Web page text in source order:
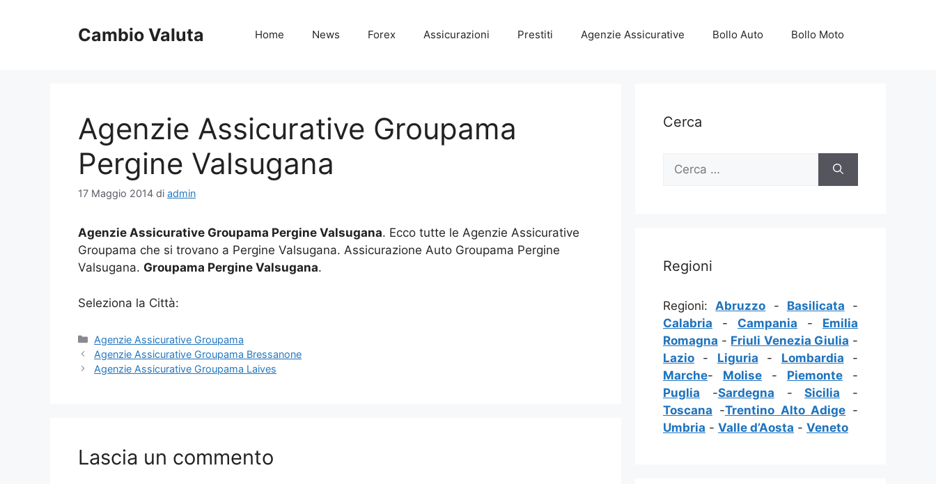
Cambio Valuta Home News Forex Assicurazioni Prestiti Agenzie Assicurative Bollo Auto Bollo Moto
Agenzie Assicurative Groupama
Pergine Valsugana
17 Maggio 2014 di admin
Agenzie Assicurative Groupama Pergine Valsugana. Ecco tutte le Agenzie Assicurative
Groupama che si trovano a Pergine Valsugana. Assicurazione Auto Groupama Pergine
Valsugana. Groupama Pergine Valsugana.
Seleziona la Città:
Categorie
Agenzie Assicurative Groupama
Agenzie Assicurative Groupama Bressanone
Agenzie Assicurative Groupama Laives
Lascia un commento
Cerca
Ricerca
Regioni
Regioni:Abruzzo - Basilicata -
Calabria - Campania - Emilia
Romagna - Friuli Venezia Giulia -
Lazio - Liguria - Lombardia -
Marche- Molise - Piemonte -
Puglia -Sardegna -Sicilia -
Toscana -Trentino Alto Adige -
Umbria - Valle d’Aosta - Veneto